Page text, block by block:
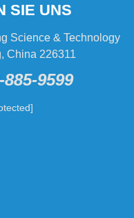
SIE UNS
Science & Technology
China 226311
885-9599